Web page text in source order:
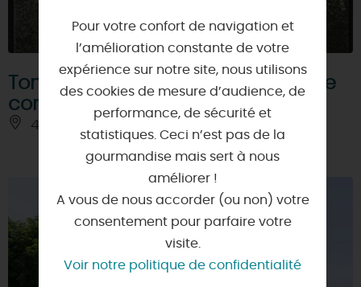
Tombe ossuaire commémorant le
conflit de 1870
45340 - JURANVILLE
Pour votre confort de navigation et
l’amélioration constante de votre
expérience sur notre site, nous utilisons
des cookies de mesure d’audience, de
performance, de sécurité et
statistiques. Ceci n’est pas de la
gourmandise mais sert à nous
améliorer !
A vous de nous accorder (ou non) votre
consentement pour parfaire votre
visite.
Voir notre politique de confidentialité